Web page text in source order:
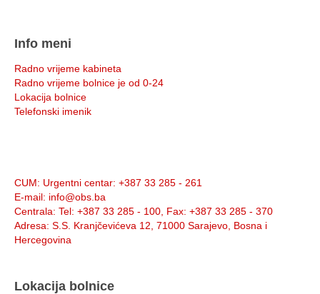
Info meni
Radno vrijeme kabineta
Radno vrijeme bolnice je od 0-24
Lokacija bolnice
Telefonski imenik
CUM: Urgentni centar: +387 33 285 - 261
E-mail: info@obs.ba
Centrala: Tel: +387 33 285 - 100, Fax: +387 33 285 - 370
Adresa: S.S. Kranjčevićeva 12, 71000 Sarajevo, Bosna i
Hercegovina
Lokacija bolnice